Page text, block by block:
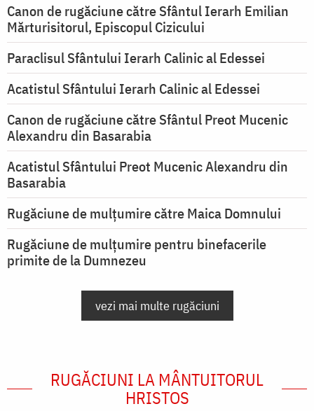
Canon de rugăciune către Sfântul Ierarh Emilian
Mărturisitorul, Episcopul Cizicului
Paraclisul Sfântului Ierarh Calinic al Edessei
Acatistul Sfântului Ierarh Calinic al Edessei
Canon de rugăciune către Sfântul Preot Mucenic
Alexandru din Basarabia
Acatistul Sfântului Preot Mucenic Alexandru din
Basarabia
Rugăciune de mulţumire către Maica Domnului
Rugăciune de mulțumire pentru binefacerile
primite de la Dumnezeu
vezi mai multe rugăciuni
RUGĂCIUNI LA MÂNTUITORUL
HRISTOS